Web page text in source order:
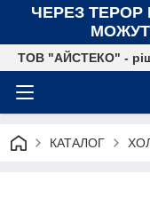
ЧЕРЕЗ ТЕРОР
ТОВ "АЙСТЕКО" -
КАТАЛОГ